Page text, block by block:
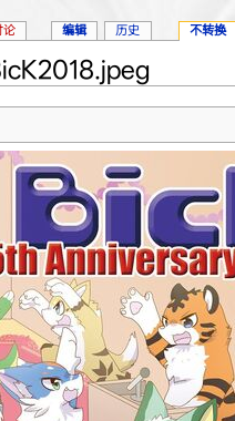
论 编辑 历史 不转换